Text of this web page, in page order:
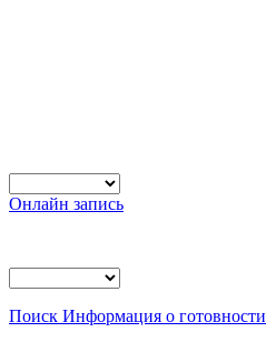
Онлайн запись
Поиск Информация о готовности